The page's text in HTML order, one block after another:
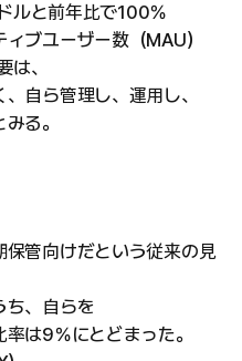
ルと前年比で100％
ブユーザー数（MAU）
、
自ら管理し、運用し、
る。
管向けだという従来の見
ち、自らを
率は9％にとどまった。